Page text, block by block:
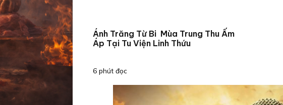
Ánh Trăng Từ Bi Mùa Trung Thu Ấm
Áp Tại Tu Viện Linh Thứu
6 phút đọc